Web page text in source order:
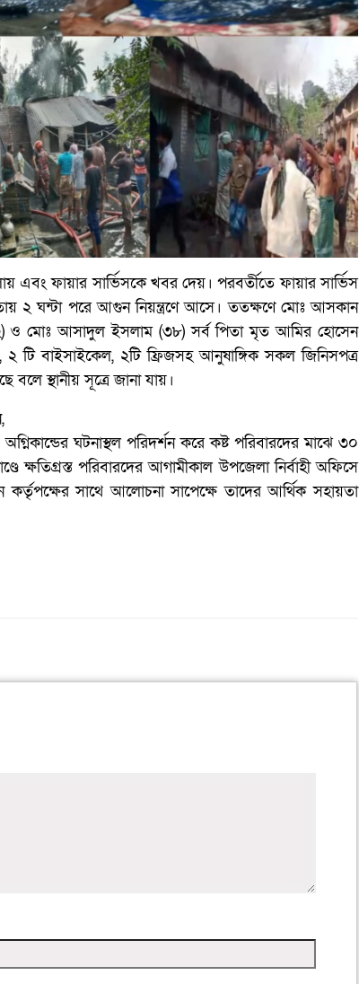
এবং ফায়ার সার্ভিসকে খবর দেয়। পরবর্তীতে ফায়ার সার্ভিস
২ ঘন্টা পরে আগুন নিয়ন্ত্রণে আসে। ততক্ষণে মোঃ আসকান
ও মোঃ আসাদুল ইসলাম (৩৮) সর্ব পিতা মৃত আমির হোসেন
২ টি বাইসাইকেল, ২টি ফ্রিজসহ আনুষাঙ্গিক সকল জিনিসপত্র
স্থানীয় সূত্রে জানা যায়।
ঘটনাস্থল পরিদর্শন করে কষ্ট পরিবারদের মাঝে ৩০
ক্ষতিগ্রস্ত পরিবারদের আগামীকাল উপজেলা নির্বাহী অফিসে
সাথে আলোচনা সাপেক্ষে তাদের আর্থিক সহায়তা